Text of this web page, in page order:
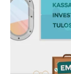
syttyä
numeroista
–
me